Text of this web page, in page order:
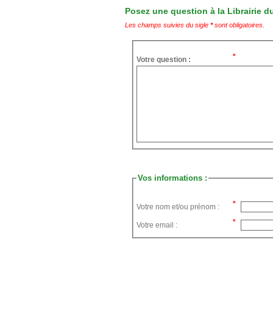
Posez une question à la Librairie
Les champs suivies du sigle *sont obligatoires.
Votre question :
Vos informations :
Votre nom et/ou prénom :
Votre email :